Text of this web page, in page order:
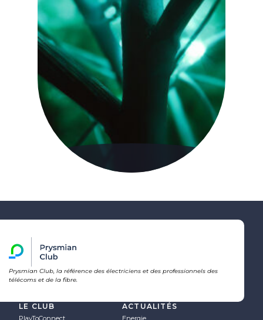
Prysmian Club, la référence des électriciens et des professionnels des
télécoms et de la fibre.
LE CLUB
PlayToConnect
ACTUALITÉS
Energie